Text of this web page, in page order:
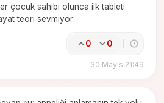
çocuk sahibi olunca ilk tableti
teori sevmiyor
0 0
30 Mayıs 21:49